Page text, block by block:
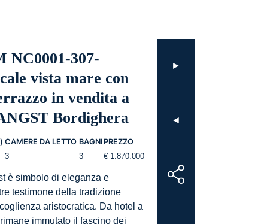
NC0001-307-
vista mare con
in vendita a
Bordighera
CAMERE DA LETTO BAGNI PREZZO
3 3 € 1.870.000
è simbolo di eleganza e
testimone della tradizione
aristocratica. Da hotel a
immutato il fascino dei
►
◄